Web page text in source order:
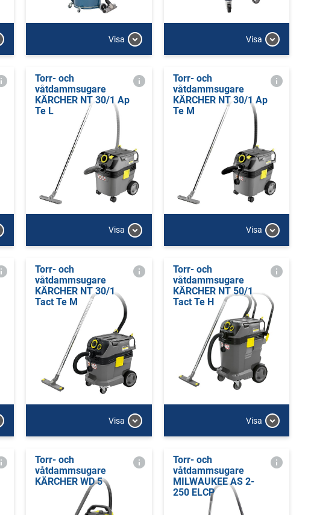
Visa Visa
Torr- och
våtdammsugare
KÄRCHER NT 30/1 Ap
Te L
Visa
Torr- och
våtdammsugare
KÄRCHER NT 30/1 Ap
Te M
Visa
Torr- och
våtdammsugare
KÄRCHER NT 30/1
Tact Te M
Visa
Torr- och
våtdammsugare
KÄRCHER NT 50/1
Tact Te H
Visa
Torr- och
våtdammsugare
KÄRCHER WD 5
Torr- och
våtdammsugare
MILWAUKEE AS 2-
250 ELCP